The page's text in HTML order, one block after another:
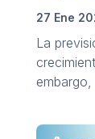
27 Ene
La